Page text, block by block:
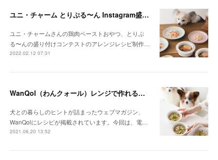
ユニ・チャーム とりぷる〜ん Instagram盛り付けコンテスト
ユニ・チャームさんの鶏肉ペーストおやつ、とりぷ
る〜んの盛り付けコンテストのアレンジレシピ制作…
2022.02.12 07:31
WanQol（わんクォール）レンジで作れる犬ごはんレシピ掲載
犬との暮らしのヒントが詰まったウェブマガジン、
WanQolにレシピが掲載されています。今回は、電…
2021.06.20 13:52